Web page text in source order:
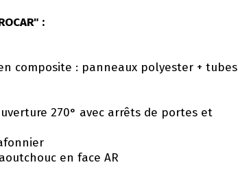
:
composite : panneaux polyester + tubes
270° avec arrêts de portes et
en face AR